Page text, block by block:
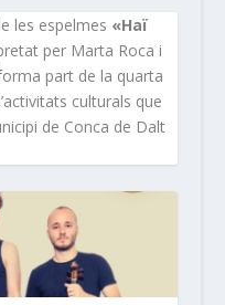
les espelmes «Haï
per Marta Roca i
part de la quarta
culturals que
de Conca de Dalt